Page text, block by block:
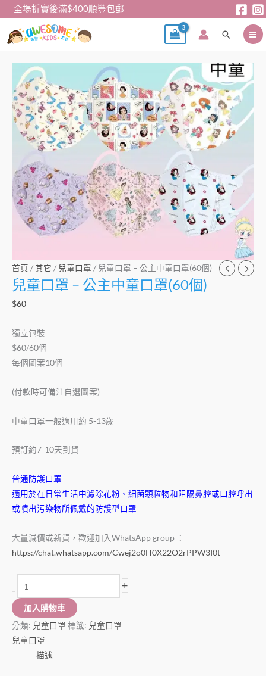
全場折實後滿$400順豐包郵
搜
首頁 /其它 / 兒童口罩 / 兒童口罩 – 公主中童口罩(60個)
兒童口罩 – 公主中童口罩(60個)
$60
獨立包裝
$60/60個
每個圖案10個
(付款時可備注自選圖案)
中童口罩一般適用約 5-13歲
預訂約7-10天到貨
普通防護口罩
適用於在日常生活中濾除花粉、細菌顆粒物和阻隔鼻腔或口腔呼出
或噴出污染物所佩戴的防護型口罩
大量減價或新貨，歡迎加入WhatsApp group ：
https://chat.whatsapp.com/Cwej2o0H0X22O2rPPW3I0t
-
兒
童
口
罩
–
中
童
口
罩
數
量
+
加入購物車
分類: 兒童口罩 標籤: 兒童口罩
兒童口罩
描述